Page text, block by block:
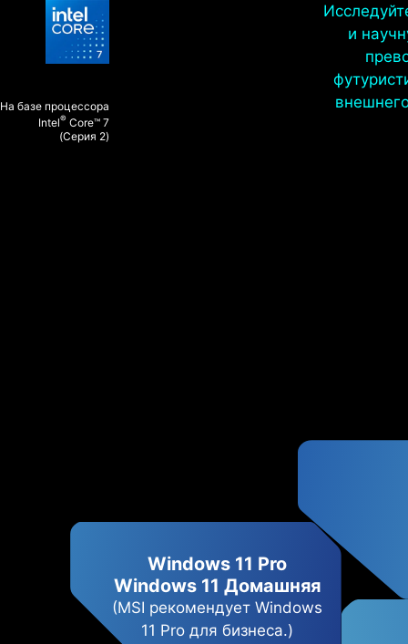
На базе процессора
Intel® Core™ 7
(Серия 2)
и
Windows 11 Pro
Windows 11 Домашняя
(MSI рекомендует Windows
11 Pro для бизнеса.)